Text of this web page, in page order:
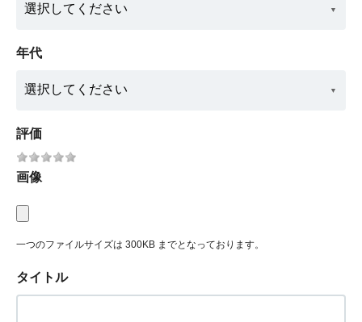
年代
評価
画像
一つのファイルサイズは 300KB までとなっております。
タイトル